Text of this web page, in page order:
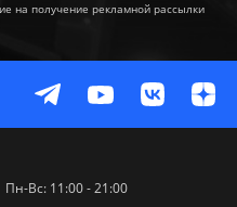
на получение рекламной рассылки
Пн-Вс: 11:00 - 21:00